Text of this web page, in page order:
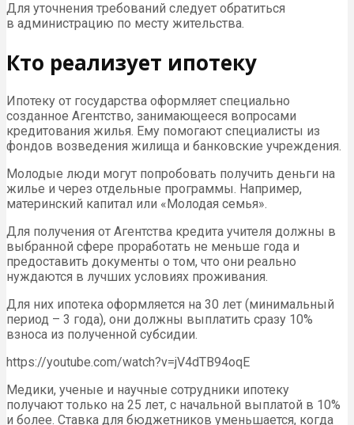
Для уточнения требований следует обратиться
в администрацию по месту жительства.
Кто реализует ипотеку
Ипотеку от государства оформляет специально
созданное Агентство, занимающееся вопросами
кредитования жилья. Ему помогают специалисты из
фондов возведения жилища и банковские учреждения.
Молодые люди могут попробовать получить деньги на
жилье и через отдельные программы. Например,
материнский капитал или «Молодая семья».
Для получения от Агентства кредита учителя должны в
выбранной сфере проработать не меньше года и
предоставить документы о том, что они реально
нуждаются в лучших условиях проживания.
Для них ипотека оформляется на 30 лет (минимальный
период – 3 года), они должны выплатить сразу 10%
взноса из полученной субсидии.
https://youtube.com/watch?v=jV4dTB94oqE
Медики, ученые и научные сотрудники ипотеку
получают только на 25 лет, с начальной выплатой в 10%
и более. Ставка для бюджетников уменьшается, когда